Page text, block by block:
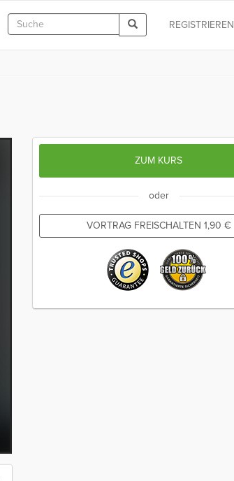
REGISTRIEREN
ZUM KURS
oder
VORTRAG FREISCHALTEN 1,90 €